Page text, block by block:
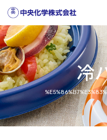
冷